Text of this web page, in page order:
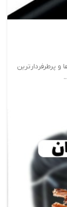
و پرطرفردارترین